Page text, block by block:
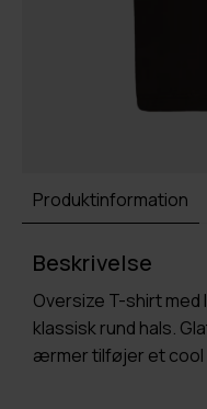
Produktinformation
Beskrivelse
Oversize T-shirt
klassisk rund hals.
ærmer tilføjer et cool